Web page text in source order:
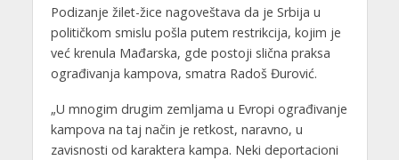
Podizanje žilet-žice nagoveštava da je Srbija u
političkom smislu pošla putem restrikcija, kojim je
već krenula Mađarska, gde postoji slična praksa
ograđivanja kampova, smatra Radoš Đurović.
„U mnogim drugim zemljama u Evropi ograđivanje
kampova na taj način je retkost, naravno, u
zavisnosti od karaktera kampa. Neki deportacioni